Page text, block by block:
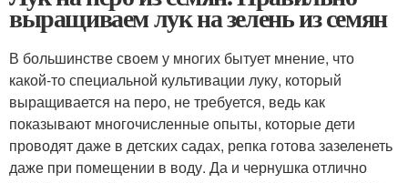
выращиваем лук на зелень из семян
В большинстве своем у многих бытует мнение, что
какой-то специальной культивации луку, который
выращивается на перо, не требуется, ведь как
показывают многочисленные опыты, которые дети
проводят даже в детских садах, репка готова зазеленеть
даже при помещении в воду. Да и чернушка отлично